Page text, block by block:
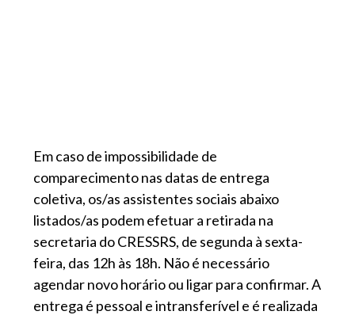
Em caso de impossibilidade de
comparecimento nas datas de entrega
coletiva, os/as assistentes sociais abaixo
listados/as podem efetuar a retirada na
secretaria do CRESSRS, de segunda à sexta-
feira, das 12h às 18h. Não é necessário
agendar novo horário ou ligar para confirmar. A
entrega é pessoal e intransferível e é realizada